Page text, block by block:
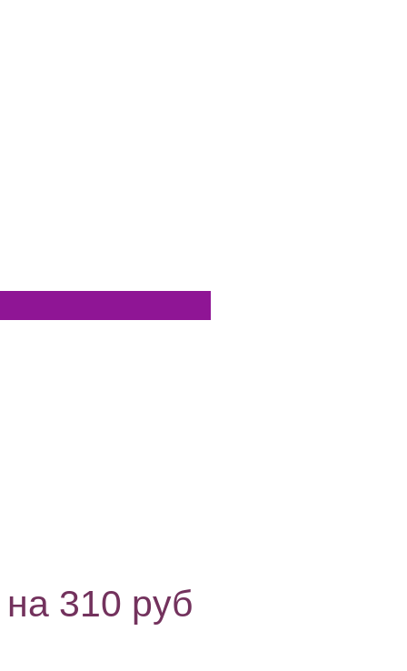
310 руб